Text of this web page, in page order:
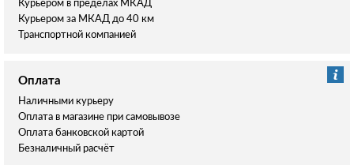
Курьером в пределах МКАД
Курьером за МКАД до 40 км
Транспортной компанией
Оплата
Наличными курьеру
Оплата в магазине при самовывозе
Оплата банковской картой
Безналичный расчёт